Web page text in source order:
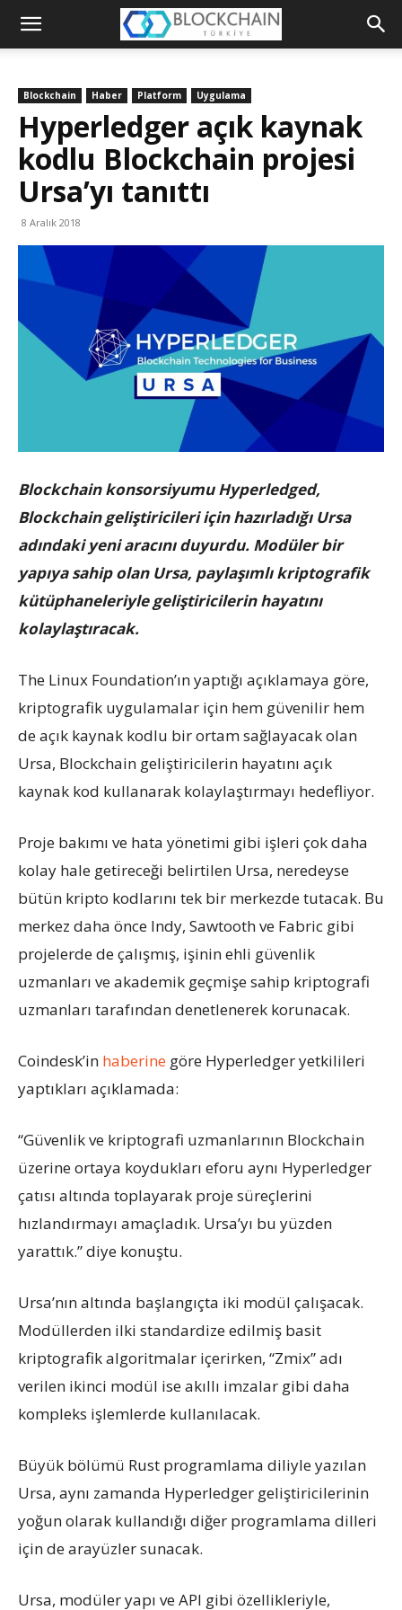
Blockchain
Blockchain Haber Platform Uygulama
Hyperledger açık kaynak
kodlu Blockchain projesi
Ursa’yı tanıttı
8 Aralık 2018
Blockchain konsorsiyumu Hyperledged,
Blockchain geliştiricileri için hazırladığı Ursa
adındaki yeni aracını duyurdu. Modüler bir
yapıya sahip olan Ursa, paylaşımlı kriptografik
kütüphaneleriyle geliştiricilerin hayatını
kolaylaştıracak.
The Linux Foundation’ın yaptığı açıklamaya göre,
kriptografik uygulamalar için hem güvenilir hem
de açık kaynak kodlu bir ortam sağlayacak olan
Ursa, Blockchain geliştiricilerin hayatını açık
kaynak kod kullanarak kolaylaştırmayı hedefliyor.
Proje bakımı ve hata yönetimi gibi işleri çok daha
kolay hale getireceği belirtilen Ursa, neredeyse
bütün kripto kodlarını tek bir merkezde tutacak. Bu
merkez daha önce Indy, Sawtooth ve Fabric gibi
projelerde de çalışmış, işinin ehli güvenlik
uzmanları ve akademik geçmişe sahip kriptografi
uzmanları tarafından denetlenerek korunacak.
Coindesk’in haberine göre Hyperledger yetkilileri
yaptıkları açıklamada:
“Güvenlik ve kriptografi uzmanlarının Blockchain
üzerine ortaya koydukları eforu aynı Hyperledger
çatısı altında toplayarak proje süreçlerini
hızlandırmayı amaçladık. Ursa’yı bu yüzden
yarattık.” diye konuştu.
Ursa’nın altında başlangıçta iki modül çalışacak.
Modüllerden ilki standardize edilmiş basit
kriptografik algoritmalar içerirken, “Zmix” adı
verilen ikinci modül ise akıllı imzalar gibi daha
kompleks işlemlerde kullanılacak.
Büyük bölümü Rust programlama diliyle yazılan
Ursa, aynı zamanda Hyperledger geliştiricilerinin
yoğun olarak kullandığı diğer programlama dilleri
için de arayüzler sunacak.
Ursa, modüler yapı ve API gibi özellikleriyle,